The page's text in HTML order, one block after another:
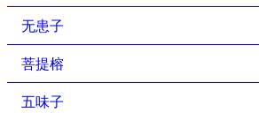
无患子
菩提榕
五味子